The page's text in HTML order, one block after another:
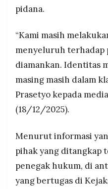
pidana.
“Kami masih
menyeluruh terhadap
diamankan. Identitas
masing masih dalam
Prasetyo kepada
(18/12/2025).
Menurut informasi
pihak yang ditangkap
penegak hukum, di
yang bertugas di